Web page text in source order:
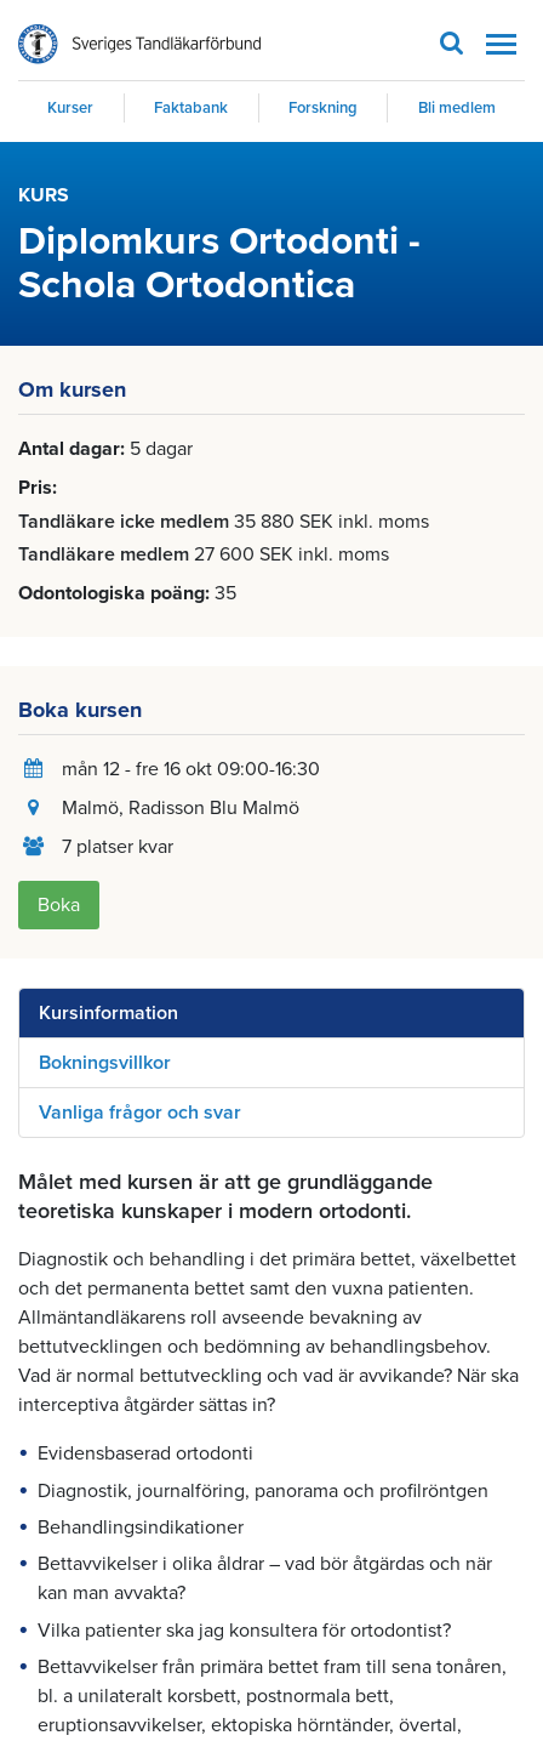
Kurser Faktabank Forskning Bli medlem
KURS
Diplomkurs Ortodonti -
Schola Ortodontica
Om kursen
Antal dagar 5 dagar
Pris
Tandläkare icke medlem 35 880 SEK inkl. moms
Tandläkare medlem 27 600 SEK inkl. moms
Odontologiska poäng 35
Boka kursen
mån 12 - fre 16 okt 09:00-16:30
Malmö, Radisson Blu Malmö
7 platser kvar
Boka
Kursinformation
Bokningsvillkor
Vanliga frågor och svar
Målet med kursen är att ge grundläggande
teoretiska kunskaper i modern ortodonti.
Diagnostik och behandling i det primära bettet, växelbettet
och det permanenta bettet samt den vuxna patienten.
Allmäntandläkarens roll avseende bevakning av
bettutvecklingen och bedömning av behandlingsbehov.
Vad är normal bettutveckling och vad är avvikande? När ska
interceptiva åtgärder sättas in?
Evidensbaserad ortodonti
Diagnostik, journalföring, panorama och profilröntgen
Behandlingsindikationer
Bettavvikelser i olika åldrar – vad bör åtgärdas och när
kan man avvakta?
Vilka patienter ska jag konsultera för ortodontist?
Bettavvikelser från primära bettet fram till sena tonåren,
bl. a unilateralt korsbett, postnormala bett,
eruptionsavvikelser, ektopiska hörntänder, övertal,